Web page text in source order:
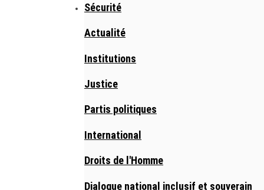
Sécurité
Actualité
Institutions
Justice
Partis politiques
International
Droits de l'Homme
Dialogue national inclusif et souverain